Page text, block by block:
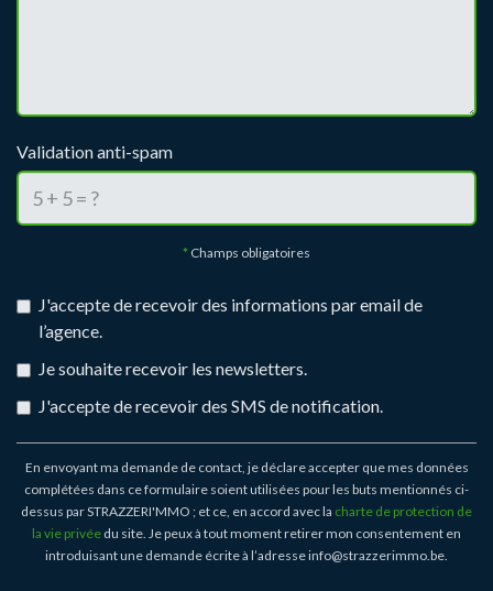
Validation anti-spam
* Champs obligatoires
J'accepte de recevoir des informations par email de
l’agence.
Je souhaite recevoir les newsletters.
J'accepte de recevoir des SMS de notification.
En envoyant ma demande de contact, je déclare accepter que mes données
complétées dans ce formulaire soient utilisées pour les buts mentionnés ci-
dessus par STRAZZERI'MMO ; et ce, en accord avec la charte de protection de
la vie privée du site. Je peux à tout moment retirer mon consentement en
introduisant une demande écrite à l’adresse info@strazzerimmo.be.